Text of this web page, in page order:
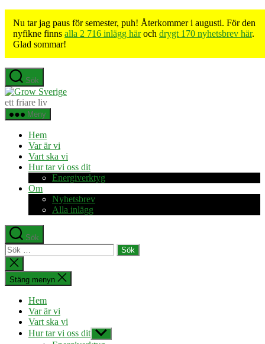
Nu tar jag paus för semester, puh! Återkommer i augusti. För den
nyfikne finns alla 2 716 inlägg häroch drygt 170 nyhetsbrev här.
Glad sommar!
Hoppa
till
innehåll
Sök
Grow
ett friare liv
Meny
Hem
Var är vi
Vart ska vi
Hur tar vi oss dit
Energiverktyg
Om
Nyhetsbrev
Alla inlägg
Sök
Sök
efter:
Stäng
sökningen
Stäng menyn
Hem
Var är vi
Vart ska vi
Hur tar vi oss dit Visa
undermeny